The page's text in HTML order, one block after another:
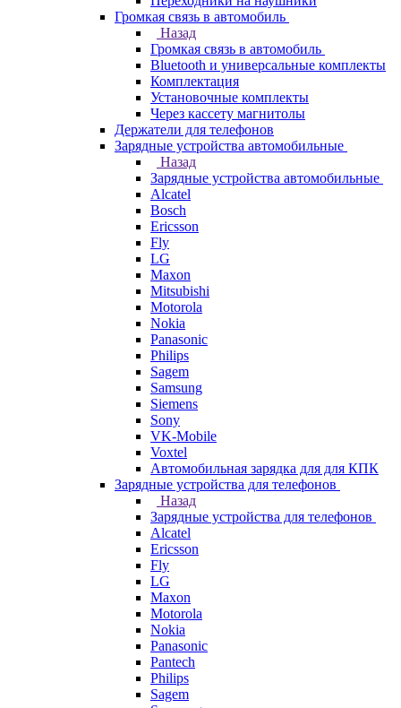
Громкая связь в автомобиль
Назад
Громкая связь в автомобиль
Bluetooth и универсальные комплекты
Комплектация
Установочные комплекты
Через кассету магнитолы
Держатели для телефонов
Зарядные устройства автомобильные
Назад
Зарядные устройства автомобильные
Alcatel
Bosch
Ericsson
Fly
LG
Maxon
Mitsubishi
Motorola
Nokia
Panasonic
Philips
Sagem
Samsung
Siemens
Sony
VK-Mobile
Voxtel
Автомобильная зарядка для для КПК
Зарядные устройства для телефонов
Назад
Зарядные устройства для телефонов
Alcatel
Ericsson
Fly
LG
Maxon
Motorola
Nokia
Panasonic
Pantech
Philips
Sagem